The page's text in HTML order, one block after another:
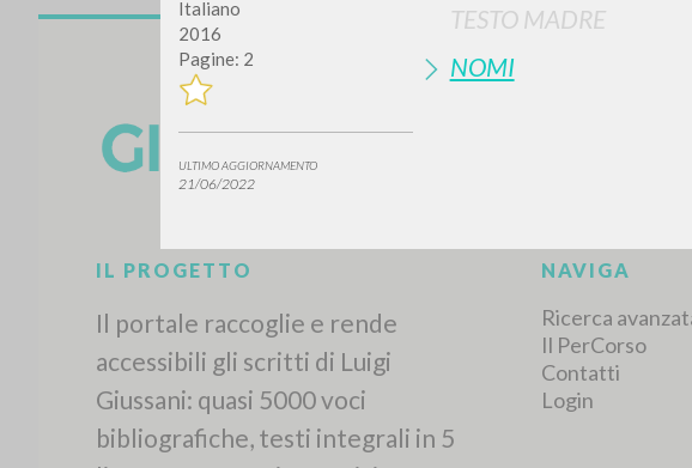
Italiano
2016
Pagine: 2
ULTIMO AGGIORNAMENTO
21/06/2022
TESTO MADRE
NOMI
IL PROGETTO
Il portale raccoglie e rende
NAVIGA